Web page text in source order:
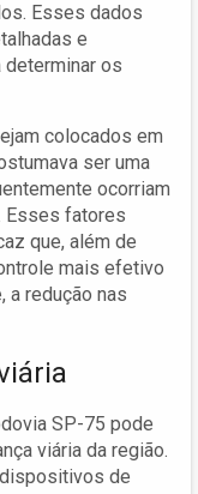
Esses dados
e
determinar os
colocados em
ser uma
ocorriam
Esses fatores
que, além de
mais efetivo
a redução nas
SP-75 pode
viária da região.
de